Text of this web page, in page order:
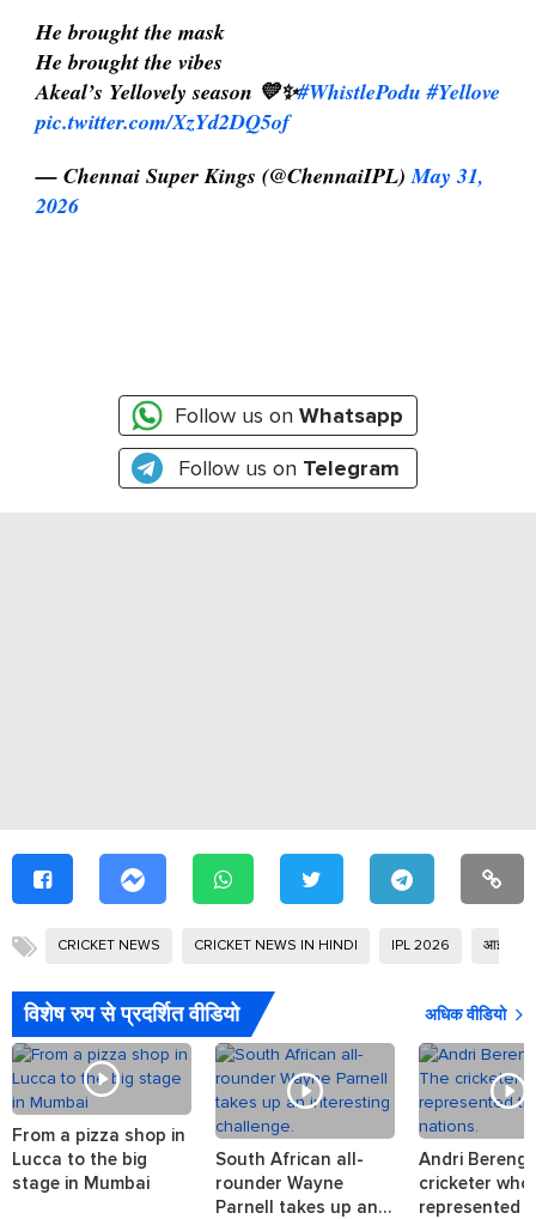
He brought the mask
He brought the vibes
Akeal’s Yellovely season 💛✨#WhistlePodu #Yellove
pic.twitter.com/XzYd2DQ5of
— Chennai Super Kings (@ChennaiIPL)May 31,
2026
Follow us on Whatsapp
Follow us on Telegram
CRICKET NEWS CRICKET NEWS IN HINDI IPL 2026 आईपीएल
विशेष रुप से प्रदर्शित वीडियो अधिक वीडियो
From a pizza shop in
Lucca to the big
stage in Mumbai
South African all-
rounder Wayne
Parnell takes up an
Andri
cricketer who
represented